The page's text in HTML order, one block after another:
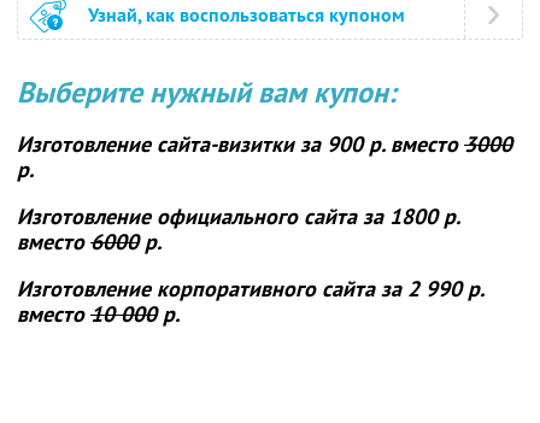
Узнай, как воспользоваться купоном
Выберите нужный вам купон:
Изготовление сайта-визиткиза 900 р. вместо3000
р.
Изготовление официального сайтаза 1800 р.
вместо6000р.
Изготовление корпоративного сайтаза 2 990 р.
вместо10 000р.